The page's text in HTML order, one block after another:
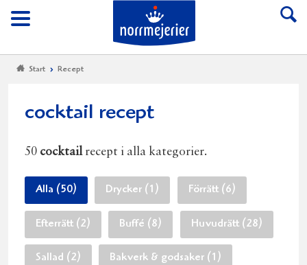
Meny
Till Norrmejerier
Start Recept
cocktail recept
50 cocktailrecept i alla kategorier.
Alla (50) Drycker (1) Förrätt (6)
Efterrätt (2) Buffé (8) Huvudrätt (28)
Sallad (2) Bakverk & godsaker (1)